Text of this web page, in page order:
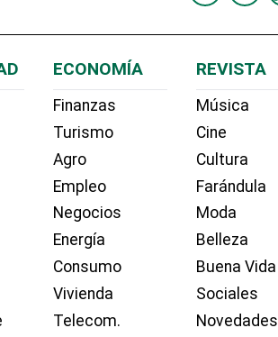
ECONOMÍA
Finanzas
Turismo
Agro
Empleo
Negocios
Energía
Consumo
Vivienda
Telecom.
REVISTA
Música
Cine
Cultura
Farándula
Moda
Belleza
Buena Vida
Sociales
Novedades